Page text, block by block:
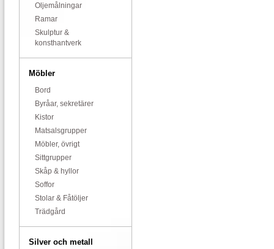
Oljemålningar
Ramar
Skulptur &
konsthantverk
Möbler
Bord
Byråar, sekretärer
Kistor
Matsalsgrupper
Möbler, övrigt
Sittgrupper
Skåp & hyllor
Soffor
Stolar & Fåtöljer
Trädgård
Silver och metall